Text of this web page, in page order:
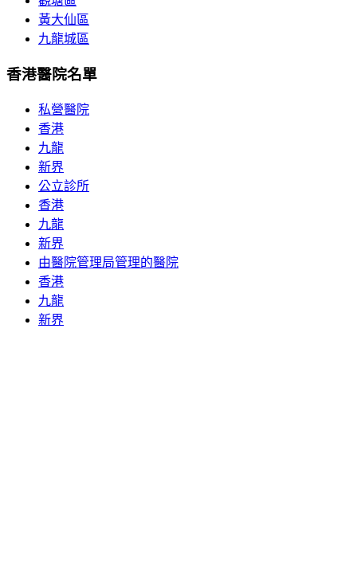
黃大仙區
九龍城區
香港醫院名單
私營醫院
香港
九龍
新界
公立診所
香港
九龍
新界
由醫院管理局管理的醫院
香港
九龍
新界